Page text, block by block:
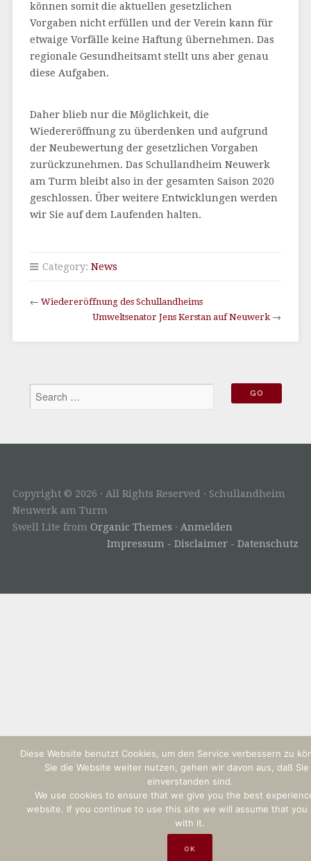
können somit die aktuellen gesetzlichen
Vorgaben nicht erfüllen und der Verein kann für
etwaige Vorfälle keine Haftung übernehmen. Das
regionale Gesundheitsamt stellt uns aber genau
diese Aufgaben.
Daher blieb nur die Möglichkeit, die
Wiedereröffnung zu überdenken und aufgrund
der Neubewertung der gesetzlichen Vorgaben
zurückzunehmen. Das Schullandheim Neuwerk
am Turm bleibt also in der gesamten Saison 2020
geschlossen. Über weitere Entwicklungen werden
wir Sie auf dem Laufenden halten.
Category: News
← Wiedereröffnung des Schullandheims
Umweltsenator Jens Kerstan auf Neuwerk →
Copyright © 2026 · All Rights Reserved · Schullandheim
Neuwerk am Turm
Swell Lite from Organic Themes · Anmelden
Impressum - Disclaimer - Datenschutz
Diese Website benutzt Cookies, um den Service verbessern zu
Sie die Website weiter nutzen, gehen wir davon aus, daß Sie
einverstanden sind.
We use cookies to ensure that we give you the best
website. If you continue to use this site we will assume that you
with it.
OK